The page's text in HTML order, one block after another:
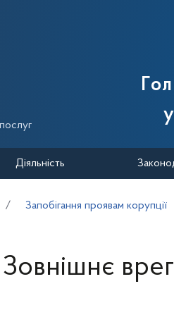
Державної
Діяльність
Запобігання проявам корупції
Зовнішнє